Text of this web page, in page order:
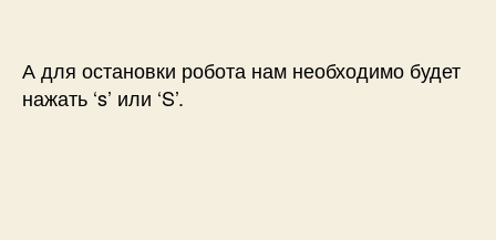
А для остановки робота нам необходимо будет
нажать ‘s’ или ‘S’.